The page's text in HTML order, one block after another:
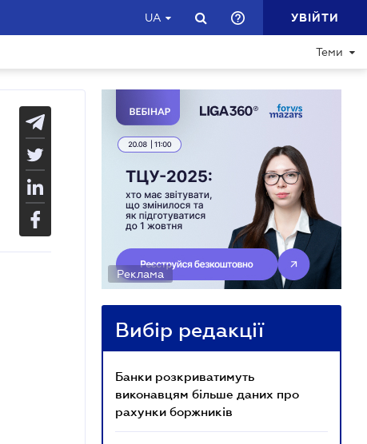
UA УВІЙТИ
Теми
Реклама
Вибір редакції
Банки розкриватимуть
виконавцям більше даних про
рахунки боржників